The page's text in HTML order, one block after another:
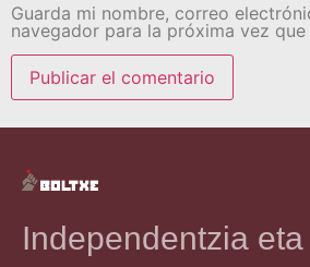
Guarda mi nombre, correo
navegador para la próxima vez que
Independentzia eta